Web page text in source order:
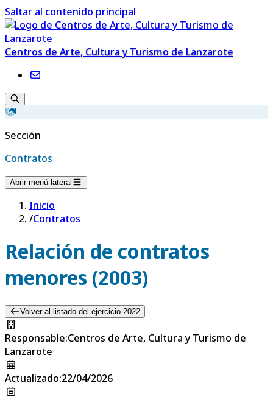
Saltar al contenido principal
Centros de Arte, Cultura y Turismo de Lanzarote
Sección
Contratos
Abrir menú lateral
Inicio
/Contratos
Relación de contratos
menores (2003)
Volver al listado del ejercicio 2022
Responsable:Centros de Arte, Cultura y Turismo de
Lanzarote
Actualizado:22/04/2026